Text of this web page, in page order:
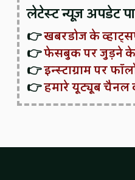
लेटेस्ट न्यूज़ अपडेट
👉खबरडोज के
👉फेसबुक पर जुड़ने
👉इन्स्टाग्राम पर
👉हमारे यूट्यूब चैनल